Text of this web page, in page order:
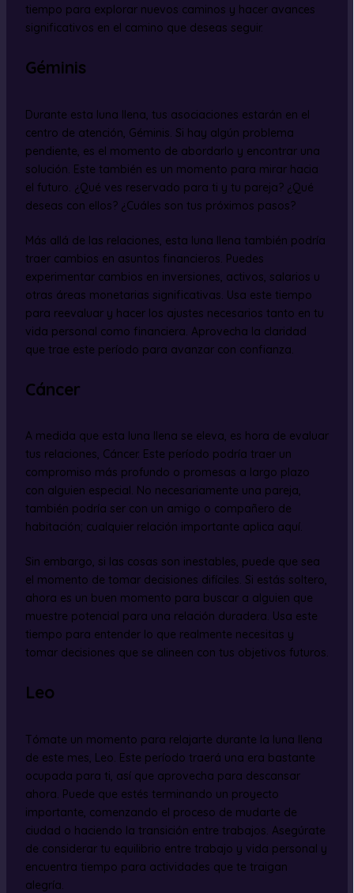
tiempo para explorar nuevos caminos y hacer avances
significativos en el camino que deseas seguir.
Géminis
Durante esta luna llena, tus asociaciones estarán en el
centro de atención, Géminis. Si hay algún problema
pendiente, es el momento de abordarlo y encontrar una
solución. Este también es un momento para mirar hacia
el futuro. ¿Qué ves reservado para ti y tu pareja? ¿Qué
deseas con ellos? ¿Cuáles son tus próximos pasos?
Más allá de las relaciones, esta luna llena también podría
traer cambios en asuntos financieros. Puedes
experimentar cambios en inversiones, activos, salarios u
otras áreas monetarias significativas. Usa este tiempo
para reevaluar y hacer los ajustes necesarios tanto en tu
vida personal como financiera. Aprovecha la claridad
que trae este período para avanzar con confianza.
Cáncer
A medida que esta luna llena se eleva, es hora de evaluar
tus relaciones, Cáncer. Este período podría traer un
compromiso más profundo o promesas a largo plazo
con alguien especial. No necesariamente una pareja,
también podría ser con un amigo o compañero de
habitación; cualquier relación importante aplica aquí.
Sin embargo, si las cosas son inestables, puede que sea
el momento de tomar decisiones difíciles. Si estás soltero,
ahora es un buen momento para buscar a alguien que
muestre potencial para una relación duradera. Usa este
tiempo para entender lo que realmente necesitas y
tomar decisiones que se alineen con tus objetivos futuros.
Leo
Tómate un momento para relajarte durante la luna llena
de este mes, Leo. Este período traerá una era bastante
ocupada para ti, así que aprovecha para descansar
ahora. Puede que estés terminando un proyecto
importante, comenzando el proceso de mudarte de
ciudad o haciendo la transición entre trabajos. Asegúrate
de considerar tu equilibrio entre trabajo y vida personal y
encuentra tiempo para actividades que te traigan
alegría.